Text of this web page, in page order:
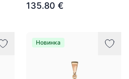
135.80 €
Новинка